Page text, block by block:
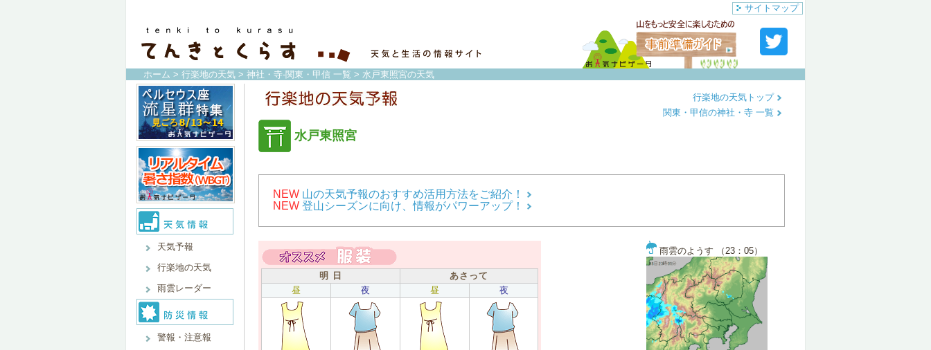
サイトマップ
ホーム > 行楽地の天気 > 神社・寺-関東・甲信 一覧 > 水戸東照宮の天気
天気予報
行楽地の天気
雨雲レーダー
警報・注意報
水戸東照宮
行楽地の天気トップ
関東・甲信の神社・寺 一覧
NEW 山の天気予報のおすすめ活用方法をご紹介！
NEW 登山シーズンに向け、情報がパワーアップ！
明 日
あさって
昼
夜 昼 夜
雨雲のようす （23：05）